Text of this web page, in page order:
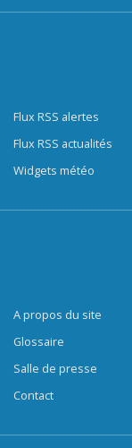
Flux RSS alertes
Flux RSS actualités
Widgets météo
A propos du site
Glossaire
Salle de presse
Contact